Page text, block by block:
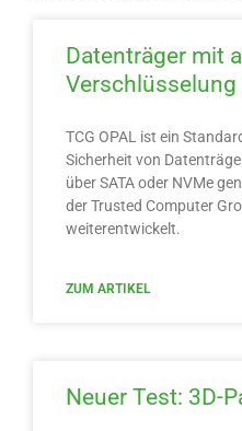
Datenträger mit
Verschlüsselung
TCG OPAL ist ein
Sicherheit von
über SATA oder NVMe
der Trusted Computer
weiterentwickelt.
ZUM ARTIKEL
Neuer Test: 3D-